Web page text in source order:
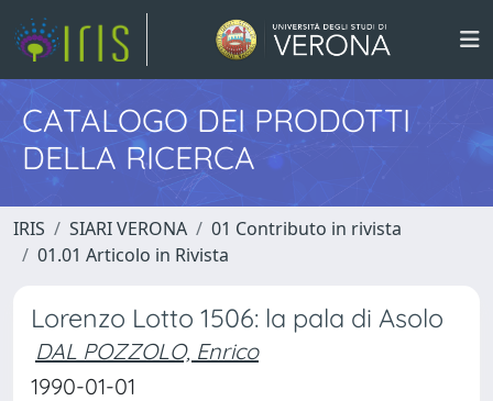
CATALOGO DEI PRODOTTI
DELLA RICERCA
IRIS SIARI VERONA
01 Contributo in rivista
01.01 Articolo in Rivista
Lorenzo Lotto 1506: la pala di Asolo
DAL POZZOLO, Enrico
1990-01-01